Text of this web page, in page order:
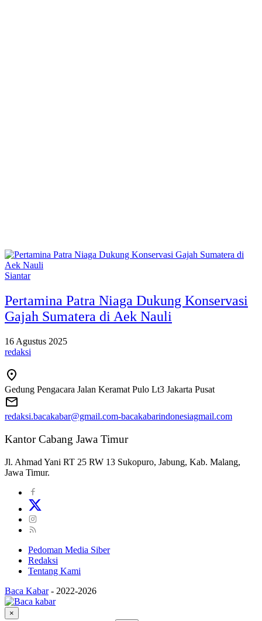
Siantar
Pertamina Patra Niaga Dukung Konservasi
Gajah Sumatera di Aek Nauli
16 Agustus 2025
redaksi
Gedung Pengacara Jalan Keramat Pulo Lt3 Jakarta Pusat
redaksi.bacakabar@gmail.com-bacakabarindonesiagmail.com
Kantor Cabang Jawa Timur
Jl. Ahmad Yani RT 25 RW 13 Sukopuro, Jabung, Kab. Malang,
Jawa Timur.
Pedoman Media Siber
Redaksi
Tentang Kami
Baca Kabar - 2022-2026
×